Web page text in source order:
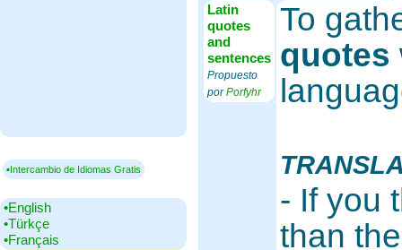
▪Intercambio de Idiomas Gratis
•‎English
•‎Türkçe
•‎Français
Latin
quotes
and
sentences
Propuesto
porPorfyhr
To
quotes
- If you
than